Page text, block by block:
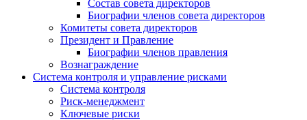
Состав совета директоров
Биографии членов совета директоров
Комитеты совета директоров
Президент и Правление
Биографии членов правления
Вознаграждение
Система контроля и управление рисками
Система контроля
Риск-менеджмент
Ключевые риски